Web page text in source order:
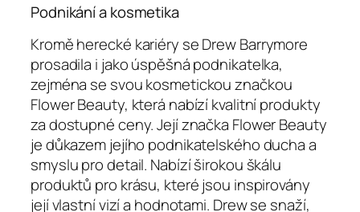
Podnikání a kosmetika
Kromě herecké kariéry se Drew Barrymore
prosadila i jako úspěšná podnikatelka,
zejména se svou kosmetickou značkou
Flower Beauty, která nabízí kvalitní produkty
za dostupné ceny. Její značka Flower Beauty
je důkazem jejího podnikatelského ducha a
smyslu pro detail. Nabízí širokou škálu
produktů pro krásu, které jsou inspirovány
její vlastní vizí a hodnotami. Drew se snaží,